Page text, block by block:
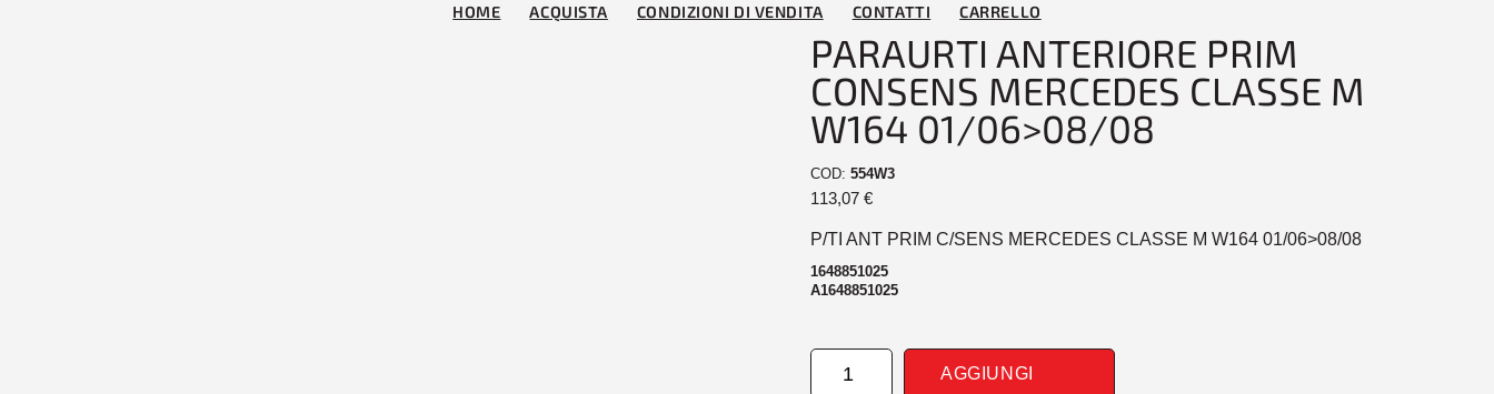
HOME ACQUISTA CONDIZIONI DI VENDITA CONTATTI CARRELLO
PARAURTI ANTERIORE PRIM
CONSENS MERCEDES CLASSE M
W164 01/06>08/08
COD: 554W3
113,07 €
P/TI ANT PRIM C/SENS MERCEDES CLASSE M W164 01/06>08/08
1648851025
A1648851025
PARAURTI
ANTERIORE
AGGIUNGI